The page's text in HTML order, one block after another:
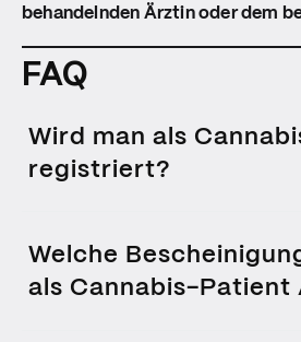
behandelnden Ärztin oder dem
FAQ
Wird man als
registriert?
unterliegt dem medizinischen
Welche
als Cannabis-Patient